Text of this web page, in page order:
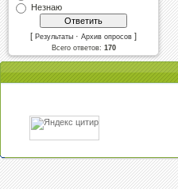
Незнаю
[ Результаты · Архив опросов ]
Всего ответов: 170